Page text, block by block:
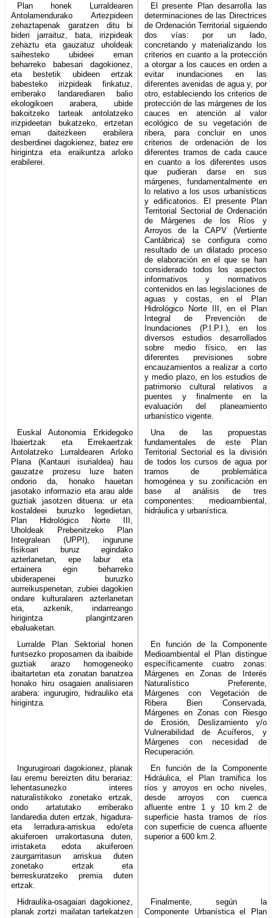
Plan honek Lurraldearen
Antolamendurako Artezpideen
zehaztapenak garatzen ditu bi
bideri jarraituz, bata, irizpideak
zehaztu eta gauzatuz uholdeak
saihesteko ubideei eman
beharreko babesari dagokionez,
eta bestetik ubideen ertzak
babesteko irizpideak finkatuz,
erriberako landarediaren balio
ekologikoen arabera, ubide
bakoitzeko tarteak antolatzeko
irizpideetan bukatzeko, ertzetan
eman daitezkeen erabilera
desberdinei dagokienez, batez ere
hirigintza eta eraikuntza arloko
erabilerei.
El presente Plan desarrolla las
determinaciones de las Directrices
de Ordenación Territorial siguiendo
dos vías: por un lado,
concretando y materializando los
criterios en cuanto a la protección
a otorgar a los cauces en orden a
evitar inundaciones en las
diferentes avenidas de agua y, por
otro, estableciendo los criterios de
protección de las márgenes de los
cauces en atención al valor
ecológico de su vegetación de
ribera, para concluir en unos
criterios de ordenación de los
diferentes tramos de cada cauce
en cuanto a los diferentes usos
que pudieran darse en sus
márgenes, fundamentalmente en
lo relativo a los usos urbanísticos
y edificatorios. El presente Plan
Territorial Sectorial de Ordenación
de Márgenes de los Ríos y
Arroyos de la CAPV (Vertiente
Cantábrica) se configura como
resultado de un dilatado proceso
de elaboración en el que se han
considerado todos los aspectos
informativos y normativos
contenidos en las legislaciones de
aguas y costas, en el Plan
Hidrológico Norte III, en el Plan
Integral de Prevención de
Inundaciones (P.I.P.I.), en los
diversos estudios desarrollados
sobre medio físico, en las
diferentes previsiones sobre
encauzamientos a realizar a corto
y medio plazo, en los estudios de
patrimonio cultural relativos a
puentes y finalmente en la
evaluación del planeamiento
urbanístico vigente.
Euskal Autonomia Erkidegoko
Ibaiertzak eta Errekaertzak
Antolatzeko Lurraldearen Arloko
Plana (Kantauri isurialdea) hau
gauzatze prozesu luze baten
ondorio da, honako hauetan
jasotako informazio eta arau alde
guztiak jasotzen dituena: ur eta
kostaldeei buruzko legedietan,
Plan Hidrológico Norte III,
Uholdeak Prebenitzeko Plan
Integralean (UPPI), ingurune
fisikoari buruz egindako
azterlanetan, epe labur eta
ertainera egin beharreko
ubiderapenei buruzko
aurreikuspenetan, zubiei dagokien
ondare kulturalaren azterlanetan
eta, azkenik, indarreango
hirigintza plangintzaren
ebaluaketan.
Una de las propuestas
fundamentales de este Plan
Territorial Sectorial es la división
de todos los cursos de agua por
tramos de problemática
homogénea y su zonificación en
base al análisis de tres
componentes: medioambiental,
hidráulica y urbanística.
Lurralde Plan Sektorial honen
funtsezko proposamen da ibaibide
guztiak arazo homogeneoko
ibaitartetan eta zonatan banatzea
honako hiru osagaien analisiaren
arabera: ingurugiro, hidrauliko eta
hirigintza.
En función de la Componente
Medioambiental el Plan distingue
específicamente cuatro zonas:
Márgenes en Zonas de Interés
Naturalístico Preferente,
Márgenes con Vegetación de
Ribera Bien Conservada,
Márgenes en Zonas con Riesgo
de Erosión, Deslizamiento y/o
Vulnerabilidad de Acuíferos, y
Márgenes con necesidad de
Recuperación.
Ingurugiroari dagokionez, planak
lau eremu bereizten ditu berariaz:
lehentasunezko interes
naturalistikoko zonetako ertzak,
ondo artatutako erriberako
landaredia duten ertzak, higadura-
eta lerradura-arriskua edo/eta
akuiferoen urrakortasuna duten,
irristaketa edota akuiferoen
zaurgarritasun arriskua duten
zonetako ertzak eta
berreskuratzeko premia duten
ertzak.
En función de la Componente
Hidráulica, el Plan tramifica los
ríos y arroyos en ocho niveles,
desde arroyos con cuenca
afluente entre 1 y 10 km.2 de
superficie hasta tramos de ríos
con superficie de cuenca afluente
superior a 600 km.2.
Hidraulika-osagaiari dagokionez,
planak zortzi mailatan tartekatzen
Finalmente, según la
Componente Urbanística el Plan